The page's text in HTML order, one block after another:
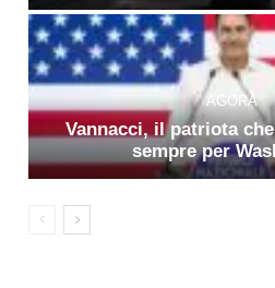
AGORÀ
Vannacci, il patriota
sempre per